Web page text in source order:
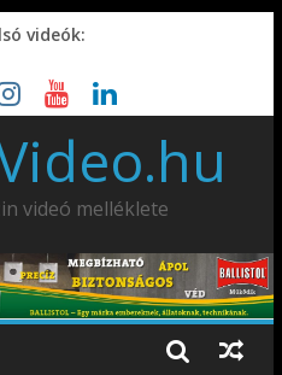
videók:
traumatikus marker
és gyártó szakmérnöki,
elöltöltő perkussziós pisztoly
videó melléklete